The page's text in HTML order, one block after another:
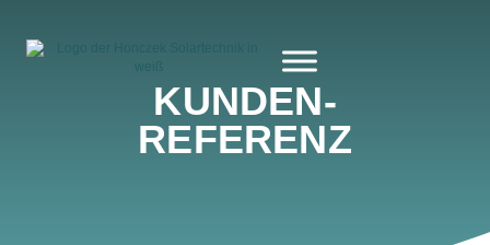
KUNDEN­
REFERENZ